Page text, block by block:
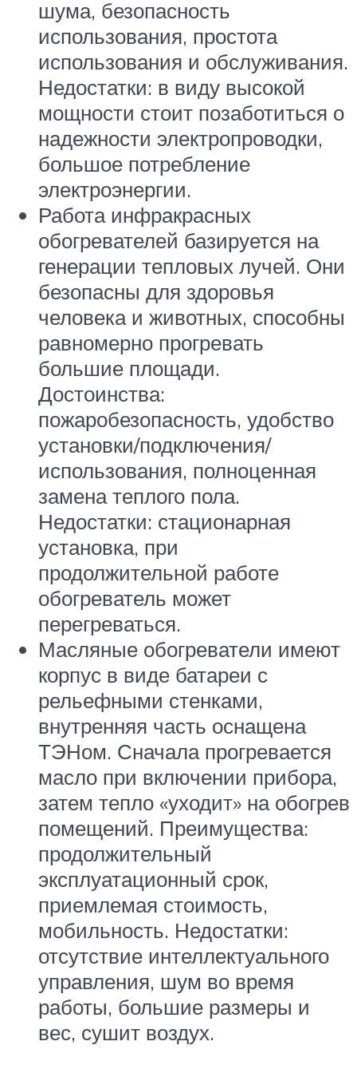
шума, безопасность
использования, простота
использования и обслуживания.
Недостатки: в виду высокой
мощности стоит позаботиться о
надежности электропроводки,
большое потребление
электроэнергии.
Работа инфракрасных
обогревателей базируется на
генерации тепловых лучей. Они
безопасны для здоровья
человека и животных, способны
равномерно прогревать
большие площади.
Достоинства:
пожаробезопасность, удобство
установки/подключения/
использования, полноценная
замена теплого пола.
Недостатки: стационарная
установка, при
продолжительной работе
обогреватель может
перегреваться.
Масляные обогреватели имеют
корпус в виде батареи с
рельефными стенками,
внутренняя часть оснащена
ТЭНом. Сначала прогревается
масло при включении прибора,
затем тепло «уходит» на обогрев
помещений. Преимущества:
продолжительный
эксплуатационный срок,
приемлемая стоимость,
мобильность. Недостатки:
отсутствие интеллектуального
управления, шум во время
работы, большие размеры и
вес, сушит воздух.